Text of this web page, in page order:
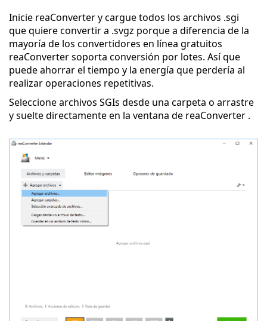
Inicie reaConverter y cargue todos los archivos .sgi
que quiere convertir a .svgz porque a diferencia de la
mayoría de los convertidores en línea gratuitos
reaConverter soporta conversión por lotes. Así que
puede ahorrar el tiempo y la energía que perdería al
realizar operaciones repetitivas.
Seleccione archivos SGIs desde una carpeta o arrastre
y suelte directamente en la ventana de reaConverter .